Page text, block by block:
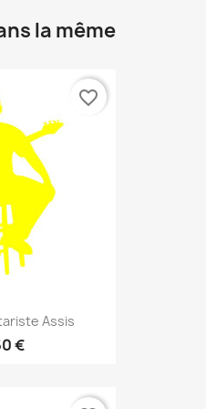
la même
Assis
€
favorite_border